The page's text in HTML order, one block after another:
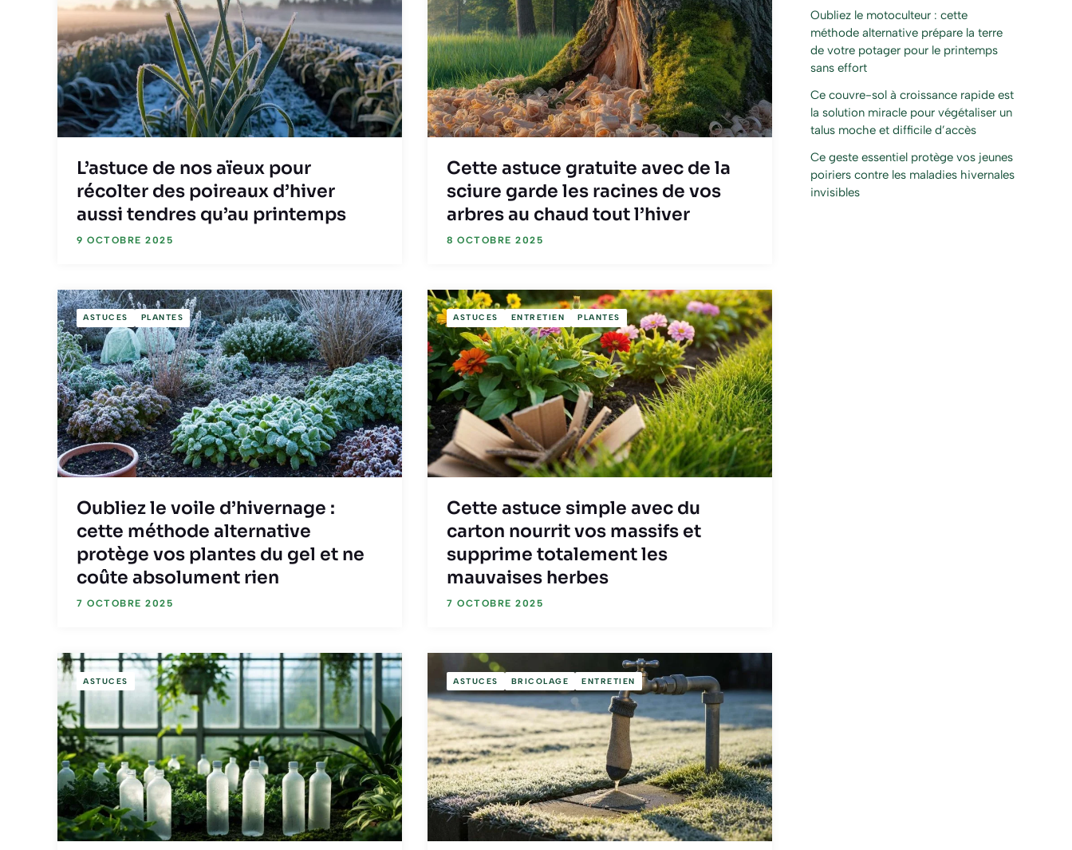
L’astuce de nos aïeux pour
récolter des poireaux d’hiver
aussi tendres qu’au printemps
9 OCTOBRE 2025
Cette astuce gratuite avec de la
sciure garde les racines de vos
arbres au chaud tout l’hiver
8 OCTOBRE 2025
ASTUCES PLANTES
Oubliez le voile d’hivernage :
cette méthode alternative
protège vos plantes du gel et ne
coûte absolument rien
7 OCTOBRE 2025
ASTUCES ENTRETIEN PLANTES
Cette astuce simple avec du
carton nourrit vos massifs et
supprime totalement les
mauvaises herbes
7 OCTOBRE 2025
ASTUCES ASTUCES BRICOLAGE ENTRETIEN
Oubliez le motoculteur : cette
méthode alternative prépare la terre
de votre potager pour le printemps
sans effort
Ce couvre-sol à croissance rapide est
la solution miracle pour végétaliser un
talus moche et difficile d’accès
Ce geste essentiel protège vos jeunes
poiriers contre les maladies hivernales
invisibles